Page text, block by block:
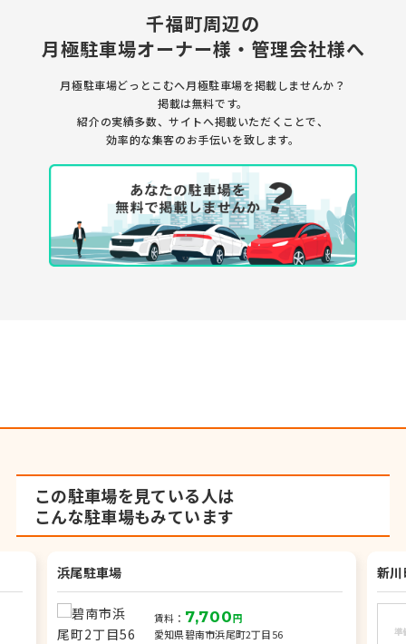
千福町周辺の
月極駐車場オーナー様・管理会社様へ
月極駐車場どっとこむへ月極駐車場を掲載しませんか？
掲載は無料です。
紹介の実績多数、サイトへ掲載いただくことで、
効率的な集客のお手伝いを致します。
この駐車場を見ている人は
こんな駐車場もみています
浜尾駐車場
賃料： 7,700円
愛知県碧南市浜尾町2丁目56
新